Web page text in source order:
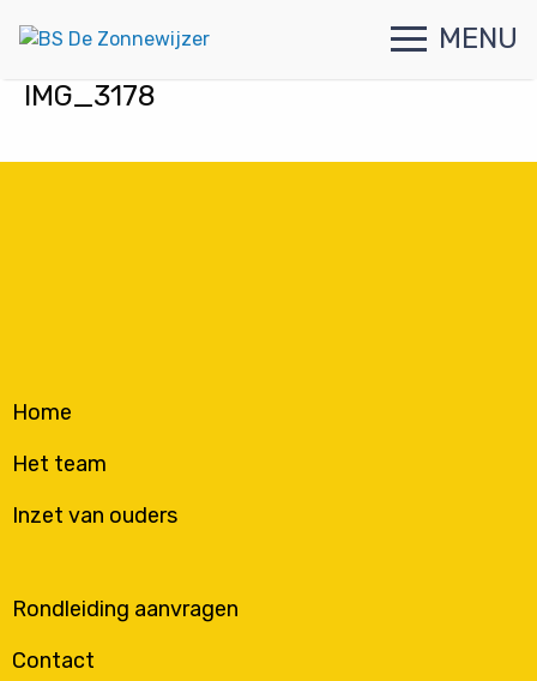
MENU
IMG_3178
Home
Het team
Inzet van ouders
Rondleiding aanvragen
Contact